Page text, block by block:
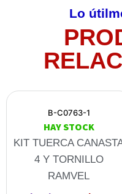
Lo
B-C0763-1
HAY STOCK
KIT TUERCA
4 Y TORNILLO
RAMVEL